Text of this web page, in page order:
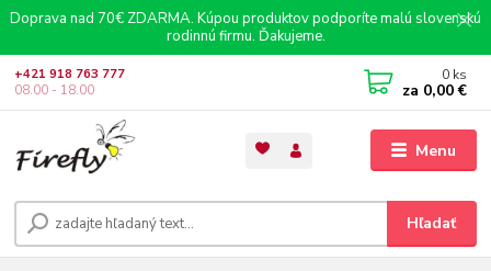
Doprava nad 70€ ZDARMA. Kúpou produktov podporíte malú slovenskú
rodinnú firmu. Ďakujeme.
Menu
Hľadať
+421 918 763 777
08.00 - 18.00
0 ks
za 0,00 €